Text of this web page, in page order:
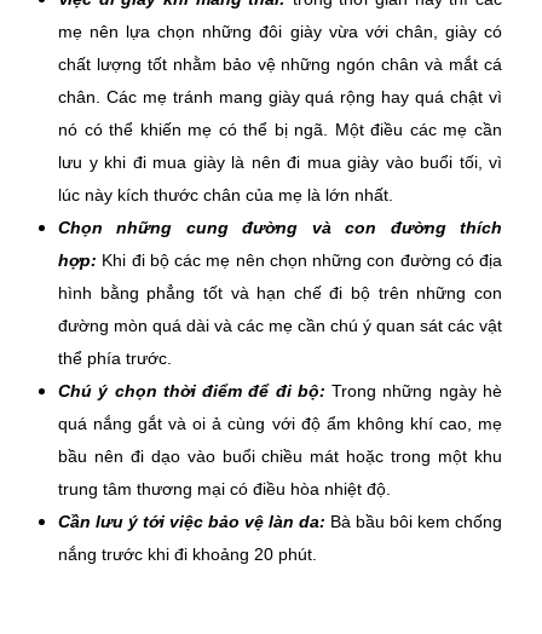
mẹ nên lựa chọn những đôi giày vừa với chân, giày có
chất lượng tốt nhằm bảo vệ những ngón chân và mắt cá
chân. Các mẹ tránh mang giày quá rộng hay quá chật vì
nó có thể khiến mẹ có thể bị ngã. Một điều các mẹ cần
lưu y khi đi mua giày là nên đi mua giày vào buổi tối, vì
lúc này kích thước chân của mẹ là lớn nhất.
Chọn những cung đường và con đường thích
hợp: Khi đi bộ các mẹ nên chọn những con đường có địa
hình bằng phẳng tốt và hạn chế đi bộ trên những con
đường mòn quá dài và các mẹ cần chú ý quan sát các vật
thể phía trước.
Chú ý chọn thời điểm để đi bộ: Trong những ngày hè
quá nắng gắt và oi ả cùng với độ ẩm không khí cao, mẹ
bầu nên đi dạo vào buổi chiều mát hoặc trong một khu
trung tâm thương mại có điều hòa nhiệt độ.
Cần lưu ý tới việc bảo vệ làn da: Bà bầu bôi kem chống
nắng trước khi đi khoảng 20 phút.